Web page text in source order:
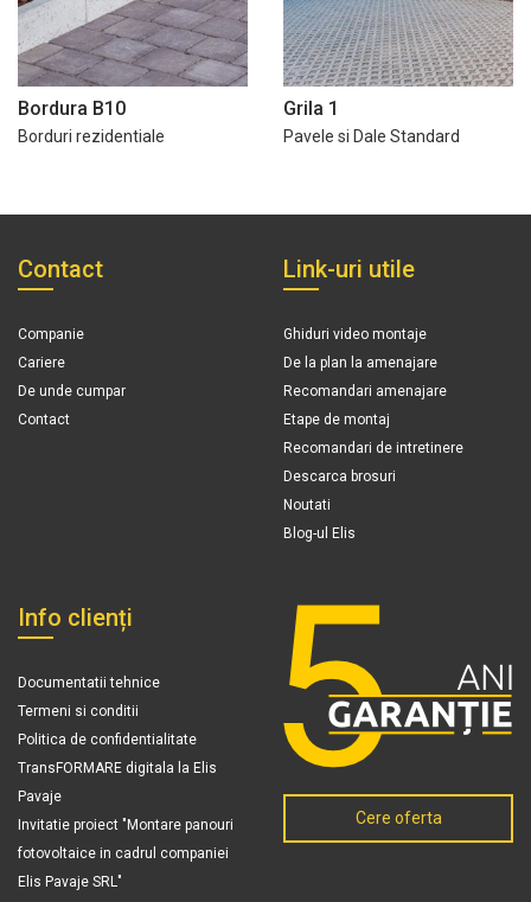
Bordura B10
Borduri rezidentiale
Grila 1
Pavele si Dale Standard
Contact
Companie
Cariere
De unde cumpar
Contact
Link-uri utile
Ghiduri video montaje
De la plan la amenajare
Recomandari amenajare
Etape de montaj
Recomandari de intretinere
Descarca brosuri
Noutati
Blog-ul Elis
Info clienți
Documentatii tehnice
Termeni si conditii
Politica de confidentialitate
TransFORMARE digitala la Elis
Pavaje
Invitatie proiect "Montare panouri
fotovoltaice in cadrul companiei
Elis Pavaje SRL"
Cere oferta